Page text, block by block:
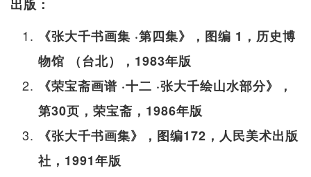
出版：
《张大千书画集 ·第四集》，图编 1，历史博
物馆 （台北），1983年版
《荣宝斋画谱 ·十二 ·张大千绘山水部分》，
第30页，荣宝斋，1986年版
《张大千书画集》，图编172，人民美术出版
社，1991年版